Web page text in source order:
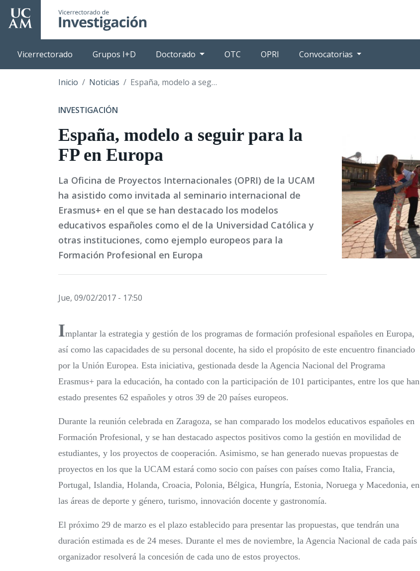
Pasar
principal
Vicerrectorado Grupos I+D Doctorado OTC OPRI Convocatorias
Inicio Noticias España, modelo a seguir para la FP en Europa
INVESTIGACIÓN
España, modelo a seguir para la
FP en Europa
La Oficina de Proyectos Internacionales (OPRI) de la UCAM
ha asistido como invitada al seminario internacional de
Erasmus+ en el que se han destacado los modelos
educativos españoles como el de la Universidad Católica y
otras instituciones, como ejemplo europeos para la
Formación Profesional en Europa
Jue, 09/02/2017 - 17:50
Implantar la estrategia y gestión de los programas de formación profesional españoles en Europa,
así como las capacidades de su personal docente, ha sido el propósito de este encuentro financiado
por la Unión Europea. Esta iniciativa, gestionada desde la Agencia Nacional del Programa
Erasmus+ para la educación, ha contado con la participación de 101 participantes, entre los que han
estado presentes 62 españoles y otros 39 de 20 países europeos.
Durante la reunión celebrada en Zaragoza, se han comparado los modelos educativos españoles en
Formación Profesional, y se han destacado aspectos positivos como la gestión en movilidad de
estudiantes, y los proyectos de cooperación. Asimismo, se han generado nuevas propuestas de
proyectos en los que la UCAM estará como socio con países con países como Italia, Francia,
Portugal, Islandia, Holanda, Croacia, Polonia, Bélgica, Hungría, Estonia, Noruega y Macedonia, en
las áreas de deporte y género, turismo, innovación docente y gastronomía.
El próximo 29 de marzo es el plazo establecido para presentar las propuestas, que tendrán una
duración estimada es de 24 meses. Durante el mes de noviembre, la Agencia Nacional de cada país
organizador resolverá la concesión de cada uno de estos proyectos.